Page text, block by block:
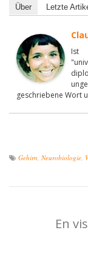
Über Letzte
Ist
geschriebene Wort
Gehirn, Neurobiologie,
En